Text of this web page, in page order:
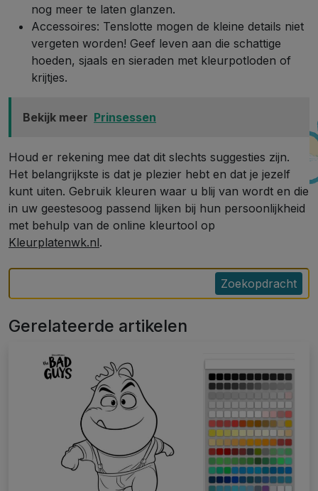
nog meer te laten glanzen.
Accessoires: Tenslotte mogen de kleine details niet
vergeten worden! Geef leven aan die schattige
hoeden, sjaals en sieraden met kleurpotloden of
krijtjes.
Bekijk meer Prinsessen
Houd er rekening mee dat dit slechts suggesties zijn.
Het belangrijkste is dat je plezier hebt en dat je jezelf
kunt uiten. Gebruik kleuren waar u blij van wordt en die
in uw geestesoog passend lijken bij hun persoonlijkheid
met behulp van de online kleurtool op
Kleurplatenwk.nl.
Zoekopdracht
Gerelateerde artikelen